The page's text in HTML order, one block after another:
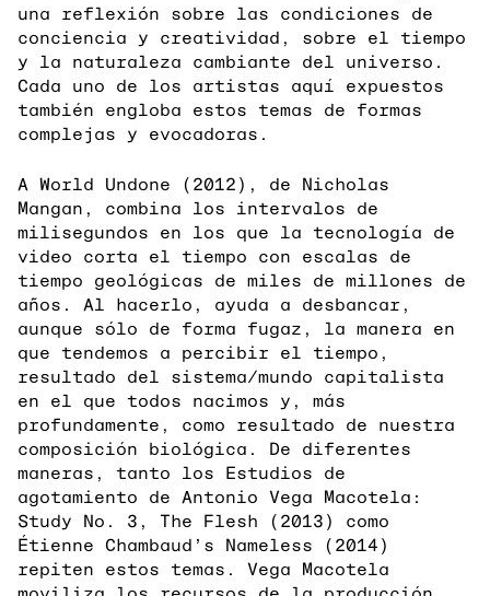
una reflexión sobre las condiciones de
conciencia y creatividad, sobre el tiempo
y la naturaleza cambiante del universo.
Cada uno de los artistas aquí expuestos
también engloba estos temas de formas
complejas y evocadoras.
A World Undone (2012), de Nicholas
Mangan, combina los intervalos de
milisegundos en los que la tecnología de
video corta el tiempo con escalas de
tiempo geológicas de miles de millones de
años. Al hacerlo, ayuda a desbancar,
aunque sólo de forma fugaz, la manera en
que tendemos a percibir el tiempo,
resultado del sistema/mundo capitalista
en el que todos nacimos y, más
profundamente, como resultado de nuestra
composición biológica. De diferentes
maneras, tanto los Estudios de
agotamiento de Antonio Vega Macotela:
Study No. 3, The Flesh (2013) como
Étienne Chambaud’s Nameless (2014)
repiten estos temas. Vega Macotela
moviliza los recursos de la producción